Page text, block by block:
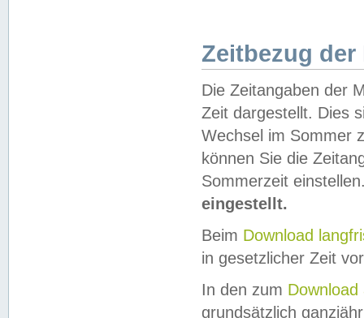
Zeitbezug der
Die Zeitangaben der
Zeit dargestellt. Dies
Wechsel im Sommer
können Sie die
Sommerzeit
eingestellt.
Beim Download
in gesetzlicher Zeit
In den zum Download
grundsätzlich